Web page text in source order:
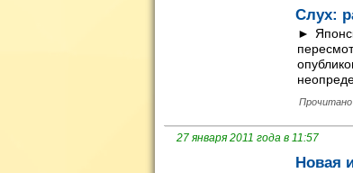
Слух:
►
Прочитано
27 января 2011 года в 11:57
Новая